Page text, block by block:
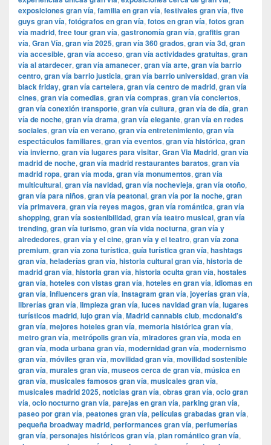
exposiciones gran vía, familia en gran vía, festivales gran vía, five
guys gran vía, fotógrafos en gran vía, fotos en gran vía, fotos gran
vía madrid, free tour gran vía, gastronomía gran vía, grafitis gran
vía, Gran Vía, gran vía 2025, gran vía 360 grados, gran vía 3d, gran
vía accesible, gran vía acceso, gran vía actividades gratuitas, gran
vía al atardecer, gran vía amanecer, gran vía arte, gran vía barrio
centro, gran vía barrio justicia, gran vía barrio universidad, gran vía
black friday, gran vía cartelera, gran vía centro de madrid, gran vía
cines, gran vía comedias, gran vía compras, gran vía conciertos,
gran vía conexión transporte, gran vía cultura, gran vía de día, gran
vía de noche, gran vía drama, gran vía elegante, gran vía en redes
sociales, gran vía en verano, gran vía entretenimiento, gran vía
espectáculos familiares, gran vía eventos, gran vía histórica, gran
vía invierno, gran vía lugares para visitar, ​​Gran Via Madrid, gran vía
madrid de noche, gran vía madrid restaurantes baratos, gran vía
madrid ropa, gran vía moda, gran vía monumentos, gran vía
multicultural, gran vía navidad, gran vía nochevieja, gran vía otoño,
gran vía para niños, gran vía peatonal, gran vía por la noche, gran
vía primavera, gran vía reyes magos, gran vía romántica, gran vía
shopping, gran vía sostenibilidad, gran vía teatro musical, gran vía
trending, gran vía turismo, gran vía vida nocturna, gran vía y
alrededores, gran vía y el cine, gran vía y el teatro, gran vía zona
premium, gran vía zona turística, guía turística gran vía, hashtags
gran vía, heladerías gran vía, historia cultural gran vía, historia de
madrid gran vía, historia gran vía, historia oculta gran vía, hostales
gran vía, hoteles con vistas gran vía, hoteles en gran vía, idiomas en
gran vía, influencers gran vía, instagram gran vía, joyerías gran vía,
librerías gran vía, limpieza gran vía, luces navidad gran vía, lugares
turísticos madrid, lujo gran vía, Madrid cannabis club, mcdonald’s
gran vía, mejores hoteles gran vía, memoria histórica gran vía,
metro gran vía, metrópolis gran vía, miradores gran vía, moda en
gran vía, moda urbana gran vía, modernidad gran vía, modernismo
gran vía, móviles gran vía, movilidad gran vía, movilidad sostenible
gran vía, murales gran vía, museos cerca de gran vía, música en
gran vía, musicales famosos gran vía, musicales gran vía,
musicales madrid 2025, noticias gran vía, obras gran vía, ocio gran
vía, ocio nocturno gran vía, parejas en gran vía, parking gran vía,
paseo por gran vía, peatones gran vía, películas grabadas gran vía,
pequeña broadway madrid, performances gran vía, perfumerías
gran vía, personajes históricos gran vía, plan romántico gran vía,